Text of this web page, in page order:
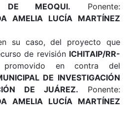
DE MEOQUI. Ponente:
AMELIA LUCÍA MARTÍNEZ
su caso, del proyecto que
de revisión ICHITAIP/RR-
en contra del
DE INVESTIGACIÓN
DE JUÁREZ. Ponente:
AMELIA LUCÍA MARTÍNEZ